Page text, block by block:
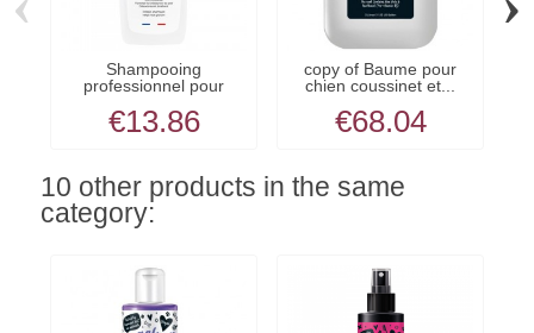
Shampooing
professionnel pour
€13.86
copy of Baume pour
chien coussinet et...
€68.04
10 other products in the same
category: